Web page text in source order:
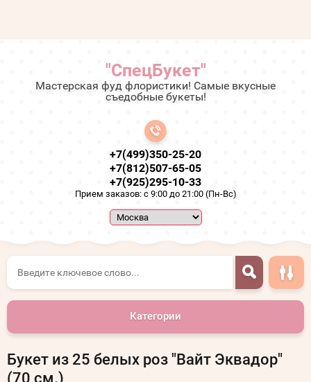
"СпецБукет"
Мастерская фуд флористики! Самые вкусные
съедобные букеты!
+7(499)350-25-20
+7(812)507-65-05
+7(925)295-10-33
Прием заказов: с 9:00 до 21:00 (Пн-Вс)
Категории
Букет из 25 белых роз "Вайт Эквадор"
(70 см.)